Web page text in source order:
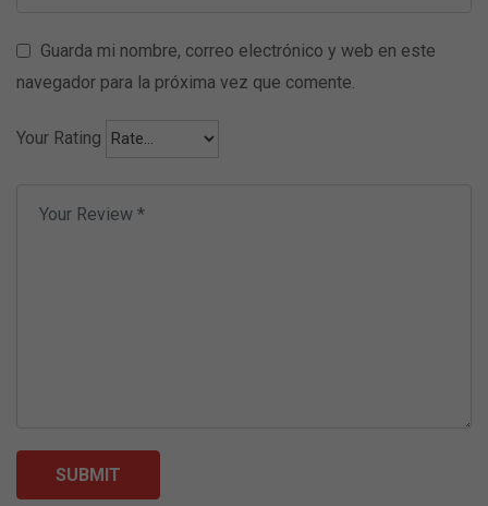
Guarda mi nombre, correo electrónico y web en este
navegador para la próxima vez que comente.
Your Rating